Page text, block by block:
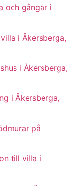
och gångar i
i Åkersberga,
i Åkersberga,
i Åkersberga,
på
till villa i